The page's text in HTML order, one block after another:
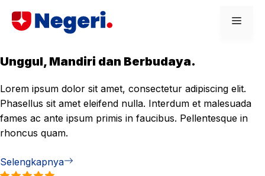
Unggul, Mandiri dan Berbudaya.
Lorem ipsum dolor sit amet, consectetur adipiscing elit.
Phasellus sit amet eleifend nulla. Interdum et malesuada
fames ac ante ipsum primis in faucibus. Pellentesque in
rhoncus quam.
Selengkapnya